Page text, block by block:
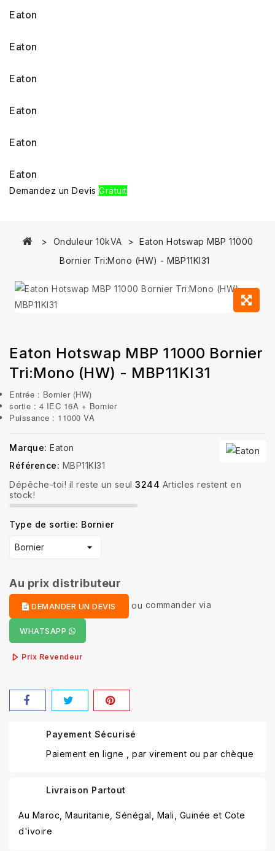
Eaton
Eaton
Eaton
Eaton
Eaton
Eaton
Demandez un Devis Gratuit
Onduleur 10kVA
Eaton Hotswap MBP 11000
Bornier Tri:Mono (HW) - MBP11KI31
Eaton Hotswap MBP 11000 Bornier
Tri:Mono (HW) - MBP11KI31
Entrée : Bornier (HW)
sortie : 4 IEC 16A + Bornier
Puissance : 11000 VA
Marque: Eaton
Référence: MBP11KI31
Dépêche-toi! il reste un seul 3244 Articles restent en
stock!
Type de sortie: Bornier
Au prix distributeur
DEMANDER UN DEVIS ou commander via
WHATSAPP
Prix Revendeur
Payement Sécurisé
Paiement en ligne , par virement ou par chèque
Livraison Partout
Au Maroc, Mauritanie, Sénégal, Mali, Guinée et Cote
d'ivoire